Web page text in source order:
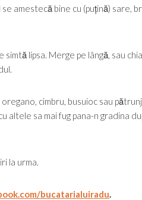
amestecă bine cu (puțină) sare,
lipsa. Merge pe lângă, sau
cimbru, busuioc sau
altele sa mai fug pana-n gradina
la urma.
bucatarialuiradu